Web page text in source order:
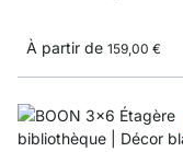
À partir de 159,00 €